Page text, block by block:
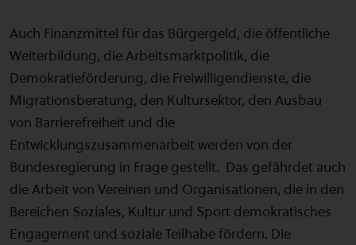
Auch Finanzmittel für das Bürgergeld, die öffentliche
Weiterbildung, die Arbeitsmarktpolitik, die
Demokratieförderung, die Freiwilligendienste, die
Migrationsberatung, den Kultursektor, den Ausbau
von Barrierefreiheit und die
Entwicklungszusammenarbeit werden von der
Bundesregierung in Frage gestellt. Das gefährdet auch
die Arbeit von Vereinen und Organisationen, die in den
Bereichen Soziales, Kultur und Sport demokratisches
Engagement und soziale Teilhabe fördern. Die